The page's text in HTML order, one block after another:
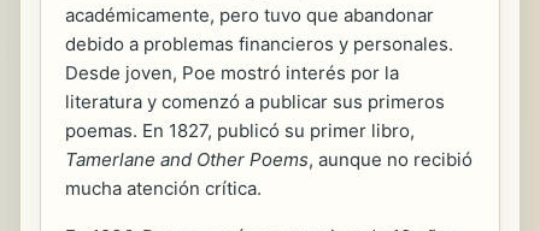
académicamente, pero tuvo que abandonar
debido a problemas financieros y personales.
Desde joven, Poe mostró interés por la
literatura y comenzó a publicar sus primeros
poemas. En 1827, publicó su primer libro,
Tamerlane and Other Poems, aunque no recibió
mucha atención crítica.